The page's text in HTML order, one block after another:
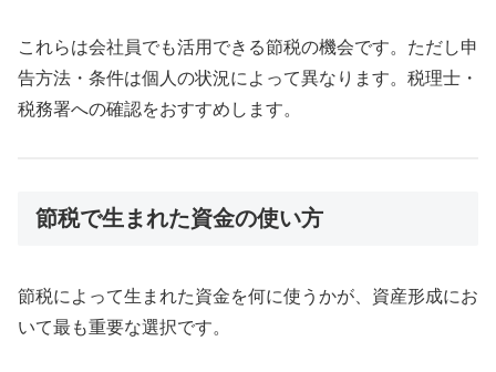
これらは会社員でも活用できる節税の機会です。ただし申
告方法・条件は個人の状況によって異なります。税理士・
税務署への確認をおすすめします。
節税で生まれた資金の使い方
節税によって生まれた資金を何に使うかが、資産形成にお
いて最も重要な選択です。